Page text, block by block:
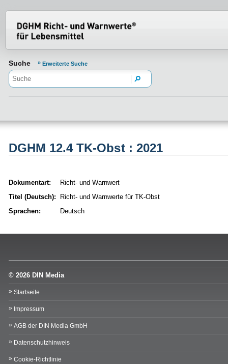
Suche Erweiterte Suche
DGHM 12.4 TK-Obst : 2021
Dokumentart:
Richt- und Warnwert
Titel (Deutsch):
Richt- und Warnwerte für TK-Obst
Sprachen:
Deutsch
© 2026 DIN Media
Startseite
Impressum
AGB der DIN Media GmbH
Datenschutzhinweis
Cookie-Richtlinie